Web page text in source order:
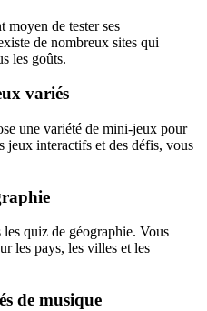
moyen de tester ses
de nombreux sites qui
les goûts.
variés
une variété de mini-jeux pour
jeux interactifs et des défis, vous
les quiz de géographie. Vous
les pays, les villes et les
de musique